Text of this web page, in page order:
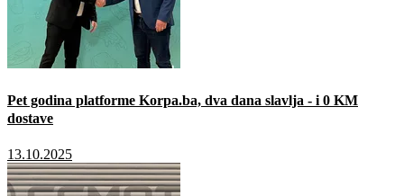
Pet godina platforme Korpa.ba, dva dana slavlja - i 0 KM
dostave
13.10.2025